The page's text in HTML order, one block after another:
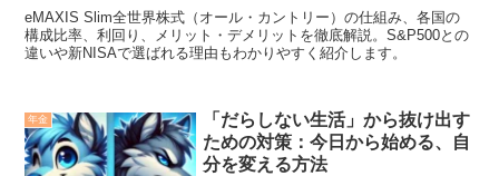
eMAXIS Slim全世界株式（オール・カントリー）の仕組み、各国の
構成比率、利回り、メリット・デメリットを徹底解説。S&P500との
違いや新NISAで選ばれる理由もわかりやすく紹介します。
年金
「だらしない生活」から抜け出す
ための対策：今日から始める、自
分を変える方法